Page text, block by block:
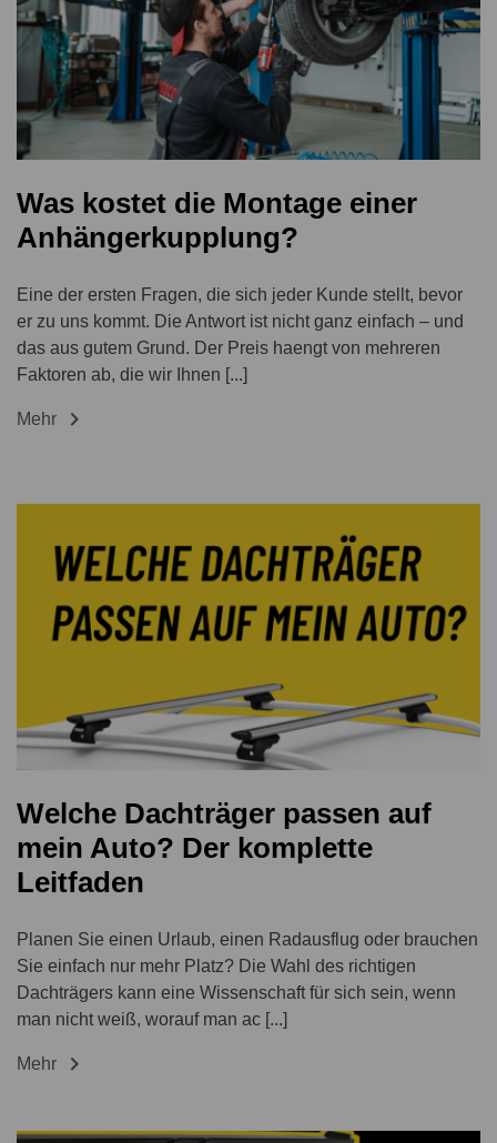
Was kostet die Montage einer
Anhängerkupplung?
Eine der ersten Fragen, die sich jeder Kunde stellt, bevor
er zu uns kommt. Die Antwort ist nicht ganz einfach – und
das aus gutem Grund. Der Preis haengt von mehreren
Faktoren ab, die wir Ihnen [...]
Mehr 
Welche Dachträger passen auf
mein Auto? Der komplette
Leitfaden
Planen Sie einen Urlaub, einen Radausflug oder brauchen
Sie einfach nur mehr Platz? Die Wahl des richtigen
Dachträgers kann eine Wissenschaft für sich sein, wenn
man nicht weiß, worauf man ac [...]
Mehr 